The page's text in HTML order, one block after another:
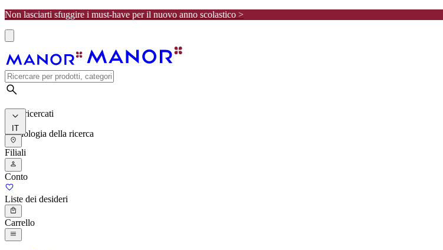
Non lasciarti sfuggire i must-have per il nuovo anno scolastico >
I più ricercati
Cronologia della ricerca
IT
Filiali
Conto
Liste dei desideri
Carrello